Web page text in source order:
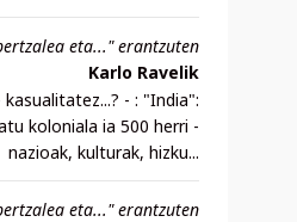
eta..." erantzuten
Karlo Ravelik
kasualitatez...? - : "India":
koloniala ia 500 herri -
nazioak, kulturak, hizku...
eta..." erantzuten